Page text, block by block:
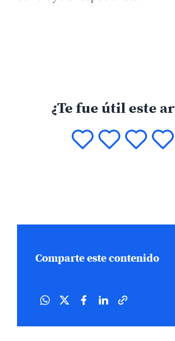
¿Te fue útil este
Comparte este contenido